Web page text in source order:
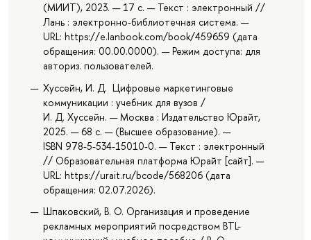
(МИИТ), 2023. — 17 с. — Текст : электронный //
Лань : электронно-библиотечная система. —
URL: https://e.lanbook.com/book/459659 (дата
обращения: 00.00.0000). — Режим доступа: для
авториз. пользователей.
Хуссейн, И. Д. Цифровые маркетинговые
коммуникации : учебник для вузов /
И. Д. Хуссейн. — Москва : Издательство Юрайт,
2025. — 68 с. — (Высшее образование). —
ISBN 978-5-534-15010-0. — Текст : электронный
// Образовательная платформа Юрайт [сайт]. —
URL: https://urait.ru/bcode/568206 (дата
обращения: 02.07.2026).
Шпаковский, В. О. Организация и проведение
рекламных мероприятий посредством BTL-